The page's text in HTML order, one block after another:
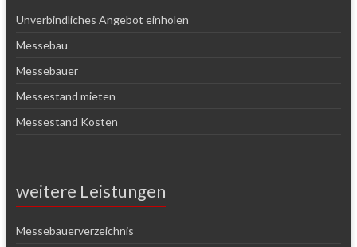
Unverbindliches Angebot einholen
Messebau
Messebauer
Messestand mieten
Messestand Kosten
weitere Leistungen
Messebauerverzeichnis